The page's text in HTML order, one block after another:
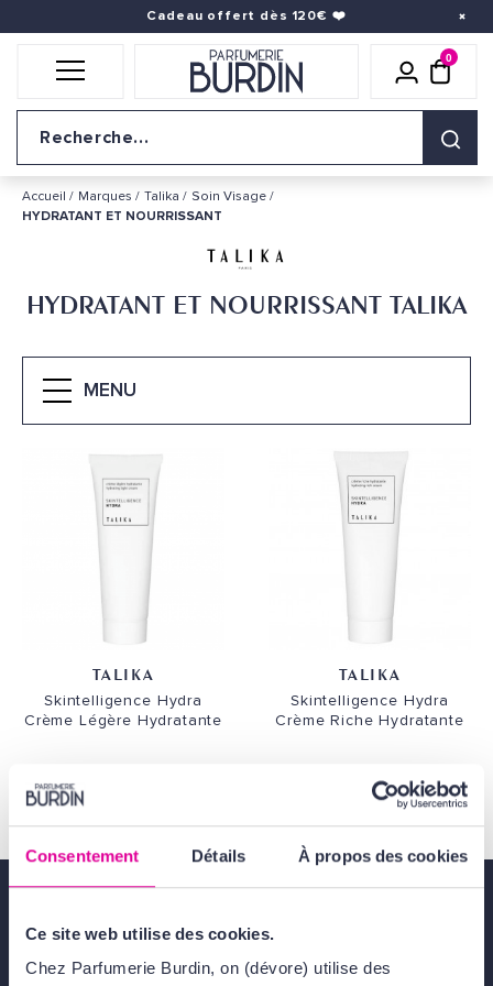
Consentement Détails À propos des cookies
Ce site web utilise des cookies.
Chez Parfumerie Burdin, on (dévore) utilise des
Accueil Marques Talika
Soin Visage
HYDRATANT ET NOURRISSANT
HYDRATANT ET NOURRISSANT TALIKA
MENU
TALIKA
Skintelligence Hydra
Crème Légère Hydratante
TALIKA
Skintelligence Hydra
Crème Riche Hydratante
Livraison gratuitedès 49€
Cadeau offert dès 120€ ❤️
Icône
0